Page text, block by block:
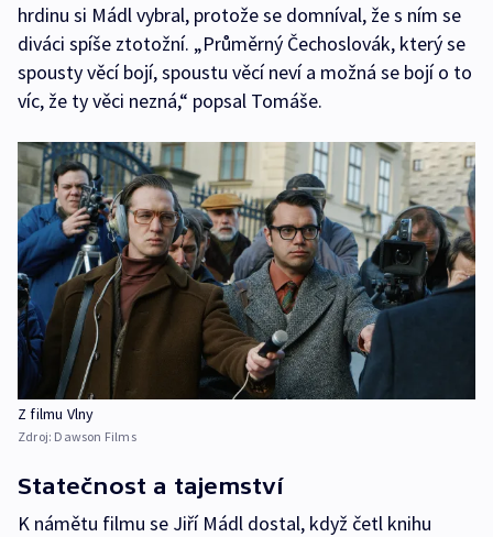
hrdinu si Mádl vybral, protože se domníval, že s ním se
diváci spíše ztotožní. „Průměrný Čechoslovák, který se
spousty věcí bojí, spoustu věcí neví a možná se bojí o to
víc, že ty věci nezná,“ popsal Tomáše.
Z filmu Vlny
Zdroj: Dawson Films
Statečnost a tajemství
K námětu filmu se Jiří Mádl dostal, když četl knihu